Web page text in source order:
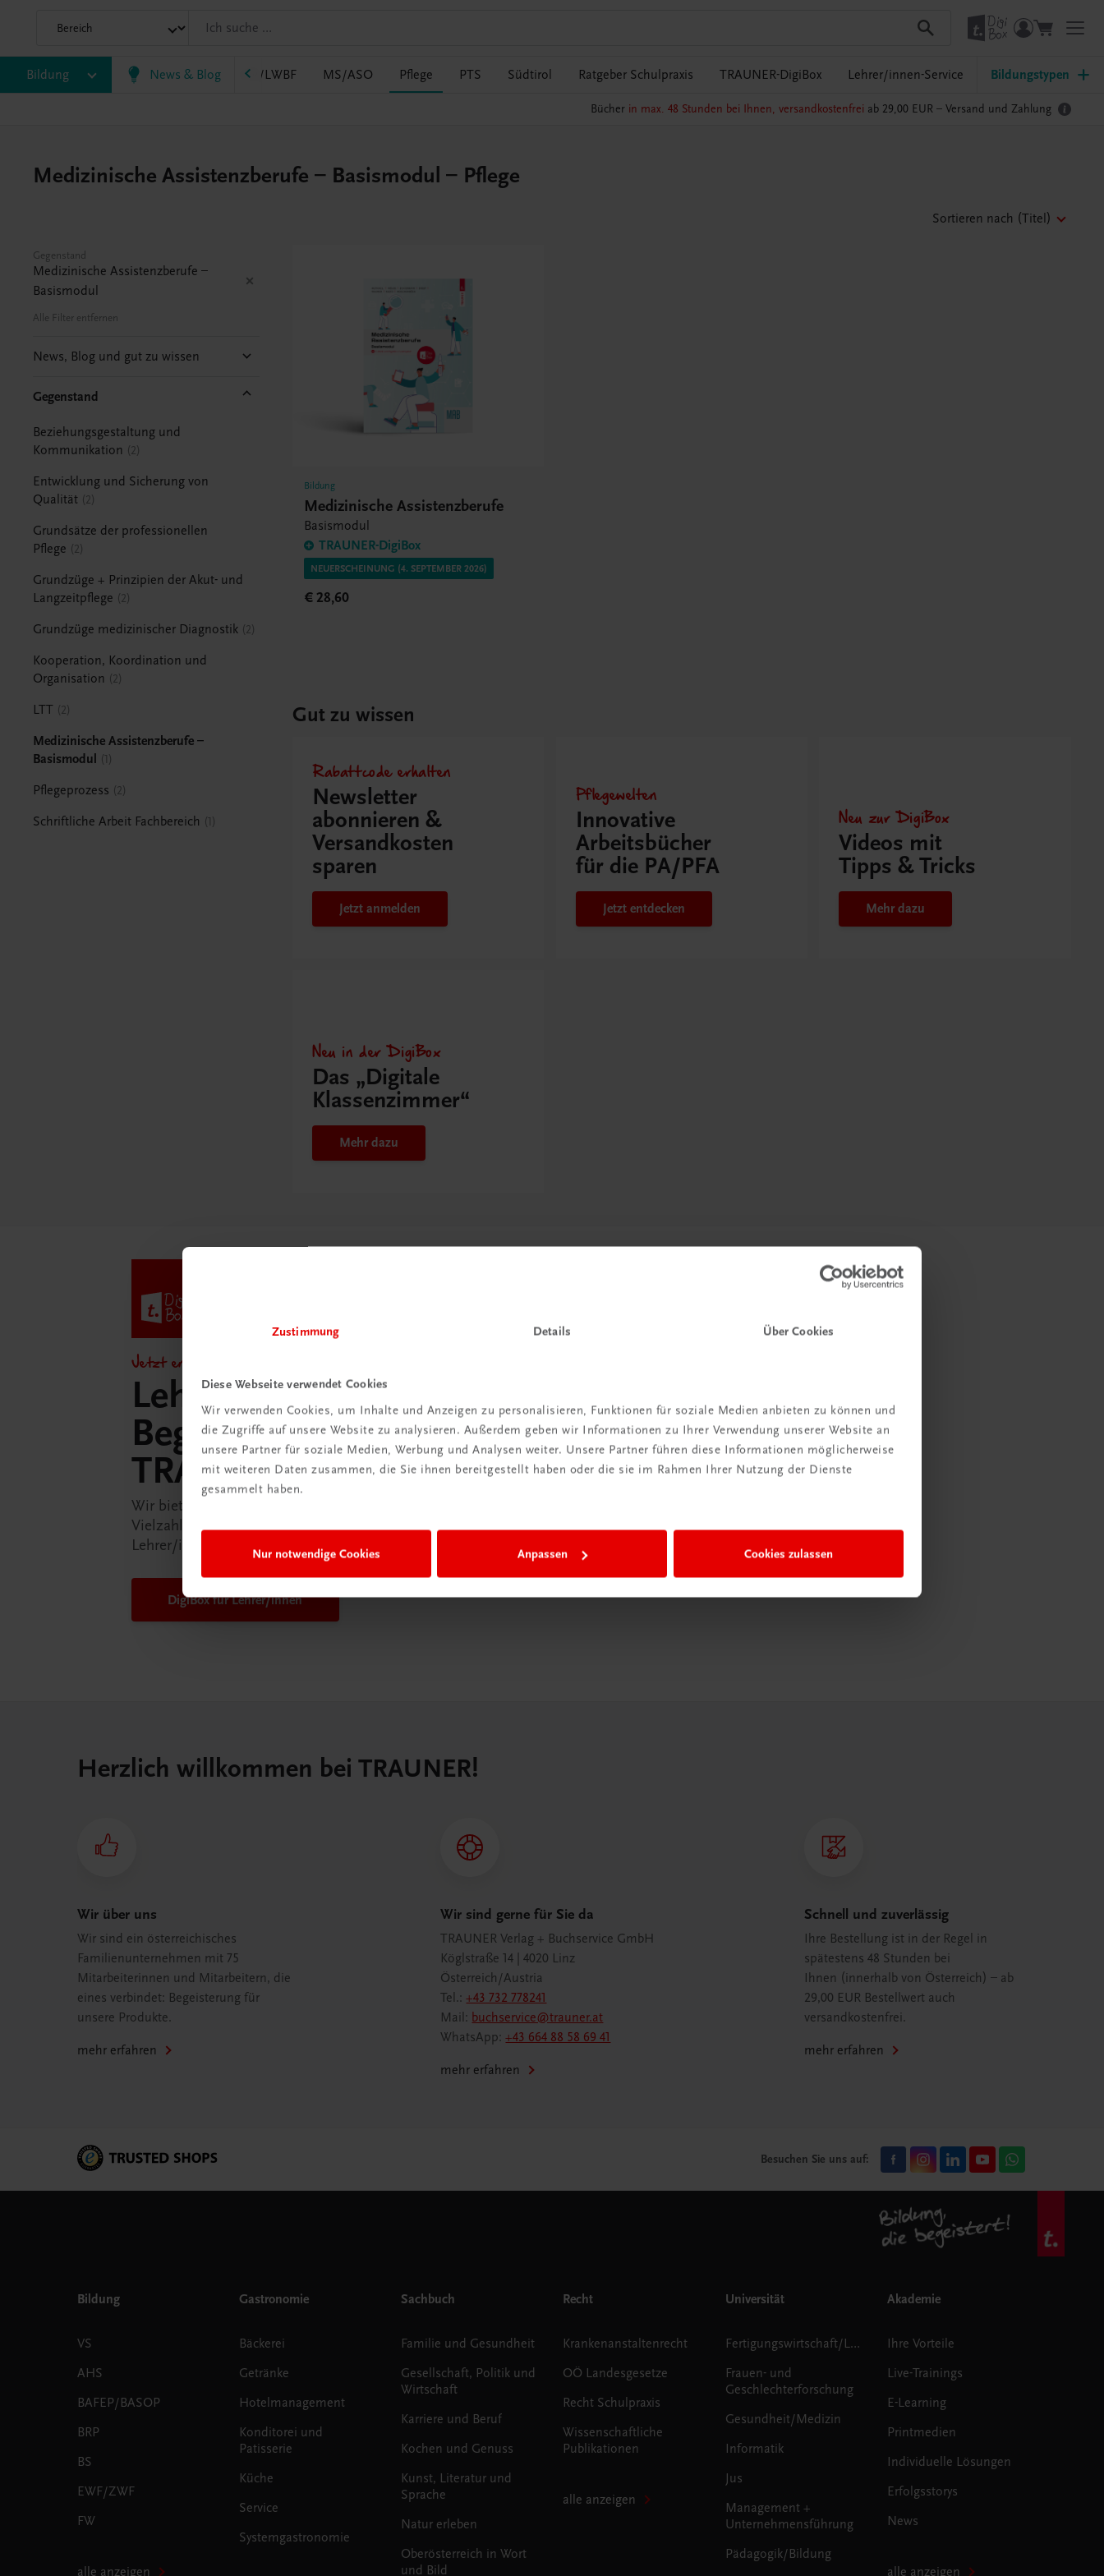
Zustimmung Details Über Cookies
Diese Webseite verwendet Cookies
Wir verwenden Cookies, um Inhalte und Anzeigen zu personalisieren, Funktionen für soziale Medien anbieten zu können und
die Zugriffe auf unsere Website zu analysieren. Außerdem geben wir Informationen zu Ihrer Verwendung unserer Website an
unsere Partner für soziale Medien, Werbung und Analysen weiter. Unsere Partner führen diese Informationen möglicherweise
mit weiteren Daten zusammen, die Sie ihnen bereitgestellt haben oder die sie im Rahmen Ihrer Nutzung der Dienste
gesammelt haben.
Nur notwendige Cookies Anpassen Cookies zulassen
Bildung News & Blog
HLT/Kolleg HLW HTL/FS LW/LWBF MS/ASO Pflege PTS Südtirol Ratgeber Schulpraxis TRAUNER-DigiBox Lehrer/innen-Service Bildungstypen
Bücher in max. 48 Stunden bei Ihnen, versandkostenfrei ab 29,00 EUR – Versand und Zahlung
Medizinische Assistenzberufe – Basismodul – Pflege
Sortieren nach (Titel)
Gegenstand
Medizinische Assistenzberufe –
Basismodul
Alle Filter entfernen
News, Blog und gut zu wissen
Gegenstand
Beziehungsgestaltung und
Kommunikation
2
Entwicklung und Sicherung von
Qualität 2
Grundsätze der professionellen
Pflege
2
Grundzüge + Prinzipien der Akut- und
Langzeitpflege
2
Grundzüge medizinischer Diagnostik 2
Kooperation, Koordination und
Organisation
2
LTT 2
Medizinische Assistenzberufe –
Basismodul
1
Pflegeprozess 2
Schriftliche Arbeit Fachbereich 1
Bildung
Medizinische Assistenzberufe
Basismodul
TRAUNER-DigiBox
NEUERSCHEINUNG (4. SEPTEMBER 2026)
€ 28,60
Gut zu wissen
Rabattcode erhalten
Newsletter
abonnieren &
Versandkosten
sparen
Jetzt anmelden
Pflegewelten
Innovative
Arbeitsbücher
für die PA/PFA
Jetzt entdecken
Neu zur DigiBox
Videos mit
Tipps & Tricks
Mehr dazu
Neu in der DigiBox
Das „Digitale
Klassenzimmer“
Mehr dazu
Jetzt entdecken!
Lehrer/innen-
Begleitpakete in der
TRAUNER-DigiBox
Wir bieten Ihnen in der TRAUNER-DigiBox eine
Vielzahl an Services an, die Ihr Leben als
Lehrer/in ein Stück einfacher machen.
DigiBox für Lehrer/innen
Herzlich willkommen bei TRAUNER!
Wir über uns
Wir sind ein österreichisches
Familienunternehmen mit 75
Mitarbeiterinnen und Mitarbeitern, die
eines verbindet: Begeisterung für
unsere Produkte.
mehr erfahren
Wir sind gerne für Sie da
TRAUNER Verlag + Buchservice GmbH
Köglstraße 14 | 4020 Linz
Österreich/Austria
Tel.:+43 732 778241
Mail: buchservice@trauner.at
WhatsApp:+43 664 88 58 69 41
mehr erfahren
Schnell und zuverlässig
Ihre Bestellung ist in der Regel in
spätestens 48 Stunden bei
Ihnen (innerhalb von Österreich) – ab
29,00 EUR Bestellwert auch
versandkostenfrei.
mehr erfahren
Besuchen Sie uns auf:
Bildung
VS
AHS
BAFEP/BASOP
BRP
BS
EWF/ZWF
FW
alle anzeigen
Gastronomie
Bäckerei
Getränke
Hotelmanagement
Konditorei und
Patisserie
Küche
Service
Systemgastronomie
Sachbuch
Familie und Gesundheit
Gesellschaft, Politik und
Wirtschaft
Karriere und Beruf
Kochen und Genuss
Kunst, Literatur und
Sprache
Natur erleben
Oberösterreich in Wort
und Bild
Recht
Krankenanstaltenrecht
OÖ Landesgesetze
Recht Schulpraxis
Wissenschaftliche
Publikationen
alle anzeigen
Universität
Fertigungswirtschaft/Logistik
Frauen- und
Geschlechterforschung
Gesundheit/Medizin
Informatik
Jus
Management +
Unternehmensführung
Pädagogik/Bildung
Akademie
Ihre Vorteile
Live-Trainings
E-Learning
Printmedien
Individuelle Lösungen
Erfolgsstorys
News
alle anzeigen